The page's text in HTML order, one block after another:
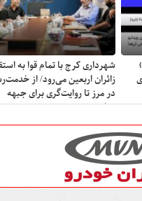
شهرداری کرج با تمام قوا به
زائران اربعین می‌رود/ از
در مرز تا روایت‌گری برای جبهه
مقاومت